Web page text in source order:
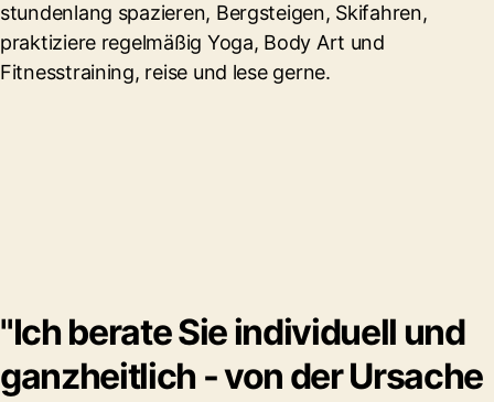
stundenlang spazieren, Bergsteigen, Skifahren,
praktiziere regelmäßig Yoga, Body Art und
Fitnesstraining, reise und lese gerne.
"Ich berate Sie individuell und
ganzheitlich - von der Ursache